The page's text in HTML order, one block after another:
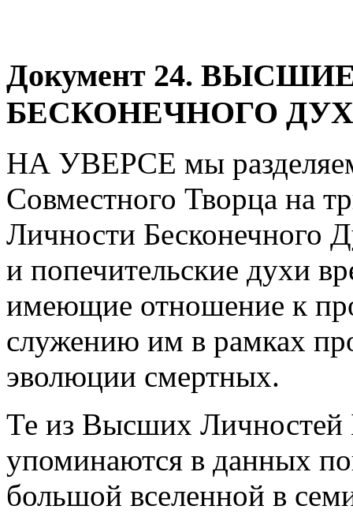
Документ 24.
БЕСКОНЕЧНОГО
НА УВЕРСЕ мы
Совместного Творца на
Личности Бесконечного
и попечительские духи
имеющие отношение к
служению им в рамках
эволюции смертных.
Те из Высших Личностей
упоминаются в данных
большой вселенной в